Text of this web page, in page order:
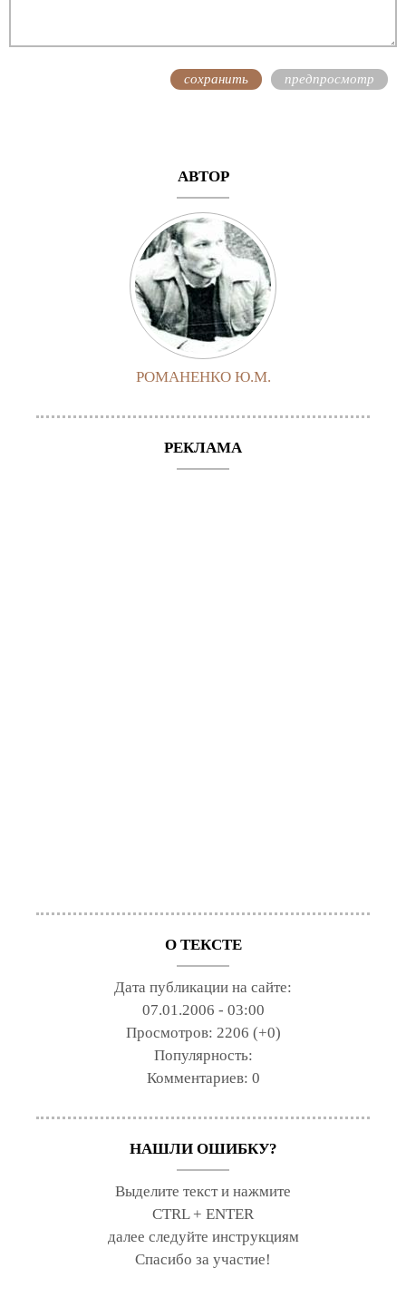
АВТОР
РОМАНЕНКО Ю.М.
РЕКЛАМА
О ТЕКСТЕ
Дата публикации на сайте:
07.01.2006 - 03:00
Просмотров: 2206 (+0)
Популярность:
Комментариев: 0
НАШЛИ ОШИБКУ?
Выделите текст и нажмите
CTRL + ENTER
далее следуйте инструкциям
Спасибо за участие!